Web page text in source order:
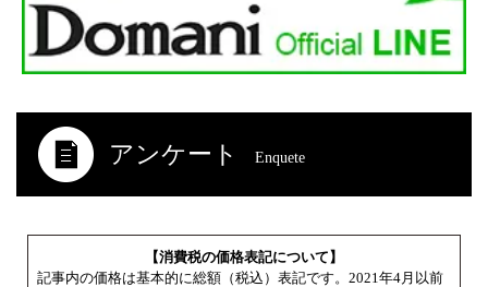
アンケート Enquete
【消費税の価格表記について】
記事内の価格は基本的に総額（税込）表記です。2021年4月以前